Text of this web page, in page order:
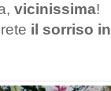
vicinissima!
il sorriso